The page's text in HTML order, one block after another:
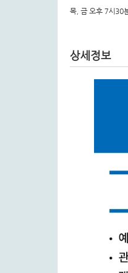
목, 금 오후 7시30
상세정보